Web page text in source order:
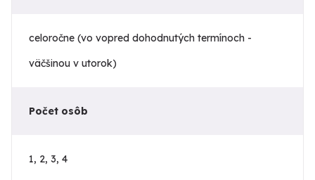
celoročne (vo vopred dohodnutých termínoch -
väčšinou v utorok)
Počet osôb
1, 2, 3, 4